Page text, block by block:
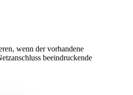
wenn der vorhandene
beeindruckende